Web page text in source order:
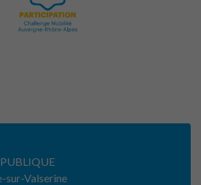
sur-Valserine